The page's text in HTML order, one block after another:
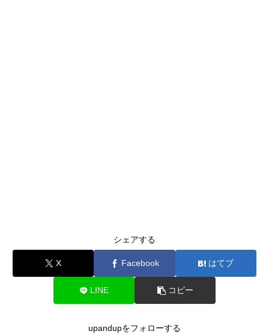
シェアする
X Facebook はてブ
LINE コピー
upandupをフォローする